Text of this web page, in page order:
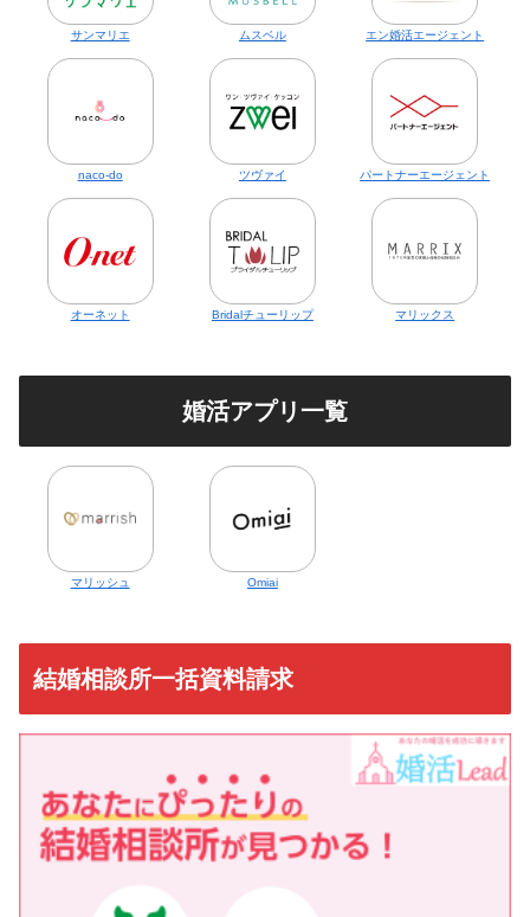
サンマリエ ムスベル エン婚活エージェント
naco-do ツヴァイ パートナーエージェント
オーネット Bridalチューリップ マリックス
婚活アプリ一覧
マリッシュ Omiai
結婚相談所一括資料請求